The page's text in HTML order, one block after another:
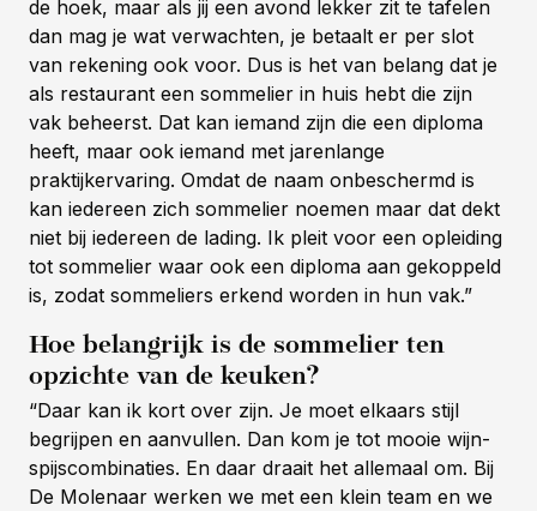
de hoek, maar als jij een avond lekker zit te tafelen
dan mag je wat verwachten, je betaalt er per slot
van rekening ook voor. Dus is het van belang dat je
als restaurant een sommelier in huis hebt die zijn
vak beheerst. Dat kan iemand zijn die een diploma
heeft, maar ook iemand met jarenlange
praktijkervaring. Omdat de naam onbeschermd is
kan iedereen zich sommelier noemen maar dat dekt
niet bij iedereen de lading. Ik pleit voor een opleiding
tot sommelier waar ook een diploma aan gekoppeld
is, zodat sommeliers erkend worden in hun vak.”
Hoe belangrijk is de sommelier ten
opzichte van de keuken?
“Daar kan ik kort over zijn. Je moet elkaars stijl
begrijpen en aanvullen. Dan kom je tot mooie wijn-
spijscombinaties. En daar draait het allemaal om. Bij
De Molenaar werken we met een klein team en we